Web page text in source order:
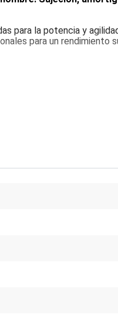
para la potencia y
para un rendimiento